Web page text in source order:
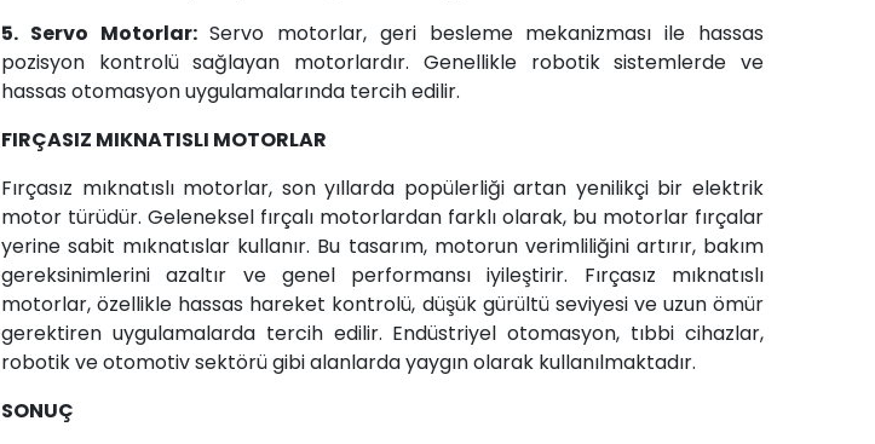
5. Servo Motorlar:Servo motorlar, geri besleme mekanizması ile hassas
pozisyon kontrolü sağlayan motorlardır. Genellikle robotik sistemlerde ve
hassas otomasyon uygulamalarında tercih edilir.
FIRÇASIZ MIKNATISLI MOTORLAR
Fırçasız mıknatıslı motorlar, son yıllarda popülerliği artan yenilikçi bir elektrik
motor türüdür. Geleneksel fırçalı motorlardan farklı olarak, bu motorlar fırçalar
yerine sabit mıknatıslar kullanır. Bu tasarım, motorun verimliliğini artırır, bakım
gereksinimlerini azaltır ve genel performansı iyileştirir. Fırçasız mıknatıslı
motorlar, özellikle hassas hareket kontrolü, düşük gürültü seviyesi ve uzun ömür
gerektiren uygulamalarda tercih edilir. Endüstriyel otomasyon, tıbbi cihazlar,
robotik ve otomotiv sektörü gibi alanlarda yaygın olarak kullanılmaktadır.
SONUÇ